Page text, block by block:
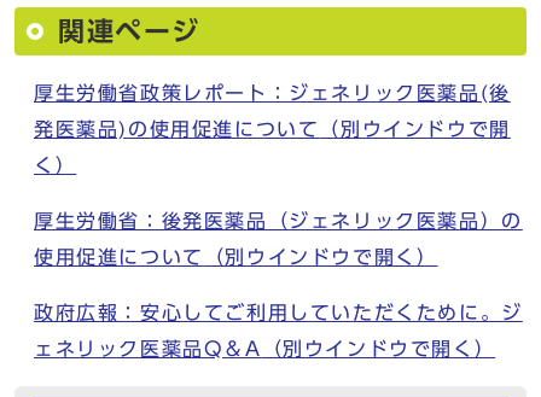
関連ページ
厚生労働省政策レポート：ジェネリック医薬品(後
発医薬品)の使用促進について
（別ウインドウで開
く）
厚生労働省：後発医薬品（ジェネリック医薬品）の
使用促進について
（別ウインドウで開く）
政府広報：安心してご利用していただくために。ジ
ェネリック医薬品Q＆A
（別ウインドウで開く）